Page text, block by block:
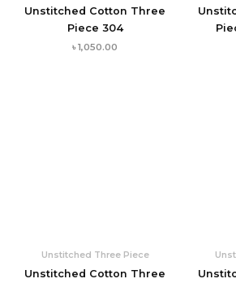
Unstitched Cotton Three
Piece 304
৳1,050.00
Unstitched Three Piece
Unstitched Cotton Three